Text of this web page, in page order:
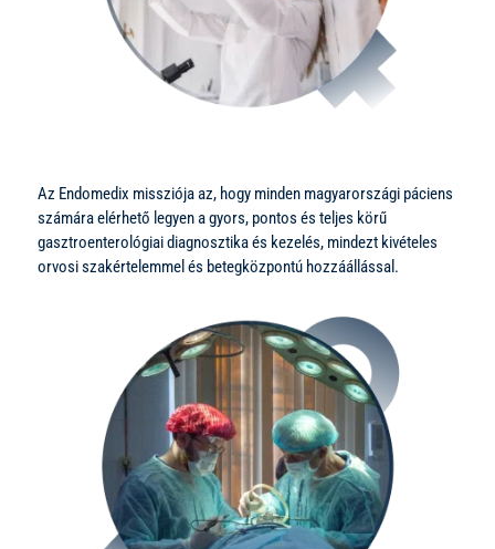
Az Endomedix missziója az, hogy minden magyarországi páciens
számára elérhető legyen a gyors, pontos és teljes körű
gasztroenterológiai diagnosztika és kezelés, mindezt kivételes
orvosi szakértelemmel és betegközpontú hozzáállással.